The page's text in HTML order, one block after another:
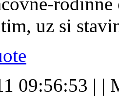
uz si
09:56:53 | |